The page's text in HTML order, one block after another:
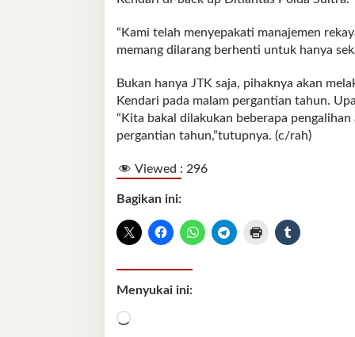
“Kami telah menyepakati manajemen
memang dilarang berhenti untuk hanya
Bukan hanya JTK saja, pihaknya akan
Kendari pada malam pergantian tahun.
“Kita bakal dilakukan beberapa
pergantian tahun,”tutupnya. (c/rah)
Viewed : 296
Bagikan ini:
Menyukai ini:
Memuat...